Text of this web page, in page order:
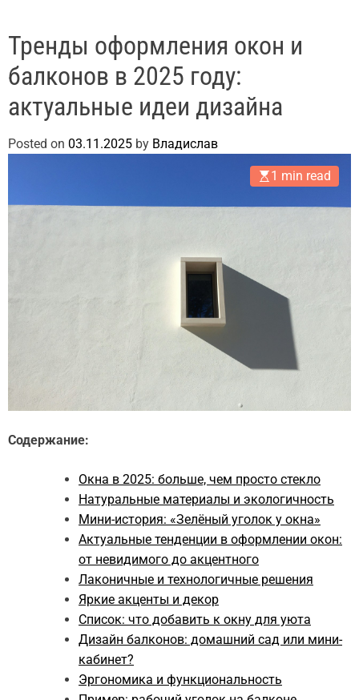
Тренды оформления окон и
балконов в 2025 году:
актуальные идеи дизайна
Posted on 03.11.2025 by Владислав
1 min read
Содержание:
Окна в 2025: больше, чем просто стекло
Натуральные материалы и экологичность
Мини-история: «Зелёный уголок у окна»
Актуальные тенденции в оформлении окон:
от невидимого до акцентного
Лаконичные и технологичные решения
Яркие акценты и декор
Список: что добавить к окну для уюта
Дизайн балконов: домашний сад или мини-
кабинет?
Эргономика и функциональность